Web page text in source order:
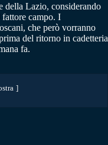
della Lazio, considerando
campo. I
che però vorranno
del ritorno in cadetteria
fa.